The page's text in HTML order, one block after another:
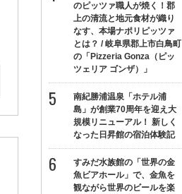
のピッツァ職人が焼く！郡
上の清流と地元食材が織り
なす、本場ナポリピッツァ
とは？ / 岐阜県郡上市白鳥町
の「Pizzeria Gonza（ピッ
ツェリア ゴンザ）」
南紀勝浦温泉「ホテル浦
島」が創業70周年を迎え大
規模リニューアル！ 新しく
なった日昇館の宿泊体験記
すみだ水族館の「世界の金
魚ビアホール」で、金魚を
観ながら世界のビールを楽